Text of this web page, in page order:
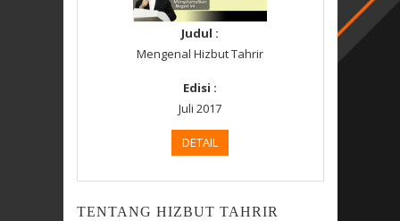
Judul :
Mengenal Hizbut Tahrir
Edisi :
Juli 2017
DETAIL
TENTANG HIZBUT TAHRIR